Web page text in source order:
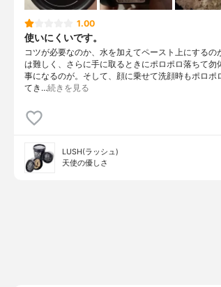
1.00
使いにくいです。
コツが必要なのか、水を加えてペースト上にするの
は難しく、さらに手に取るときにポロポロ落ちて勿
事になるのが。そして、顔に乗せて洗顔時もポロポ
てき…続きを見る
LUSH(ラッシュ)
天使の優しさ